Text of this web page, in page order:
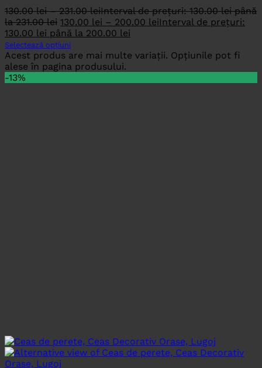
130.00lei – 231.00leiInterval de prețuri: 130.00 lei până
la 231.00 lei 130.00 lei – 200.00 leiInterval de prețuri:
130.00 lei până la 200.00 lei
Selectează opțiuni
Acest produs are mai multe variații. Opțiunile pot fi
alese în pagina produsului.
-13%